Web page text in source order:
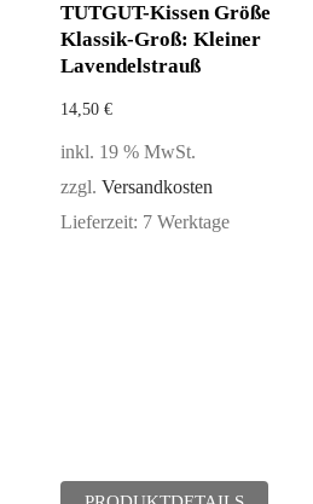
TUTGUT-Kissen Größe
Klassik-Groß: Kleiner
Lavendelstrauß
14,50 €
inkl. 19 % MwSt.
zzgl. Versandkosten
Lieferzeit: 7 Werktage